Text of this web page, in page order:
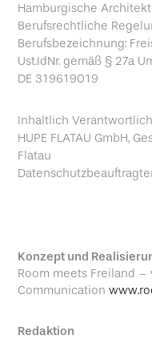
Hamburgische
Berufsrechtliche
Berufsbezeichnung:
Ust.IdNr. gemäß § 27a
DE 319619019
Inhaltlich
HUPE FLATAU GmbH,
Flatau
Konzept und
Room meets Freiland –
Communication
Redaktion